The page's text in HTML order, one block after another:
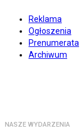
Reklama
Ogłoszenia
Prenumerata
Archiwum
NASZE WYDARZENIA